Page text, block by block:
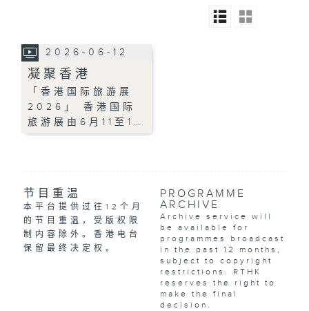
2026-06-12
凝聚香港
「香港国际旅游展
2026」 香港国际
旅游展由6月11至1…
节目重温
本平台提供过往12个月
的节目重温，受版权限
制内容除外。香港电台
保留最终决定权。
PROGRAMME
ARCHIVE
Archive service will
be available for
programmes broadcast
in the past 12 months,
subject to copyright
restrictions. RTHK
reserves the right to
make the final
decision.